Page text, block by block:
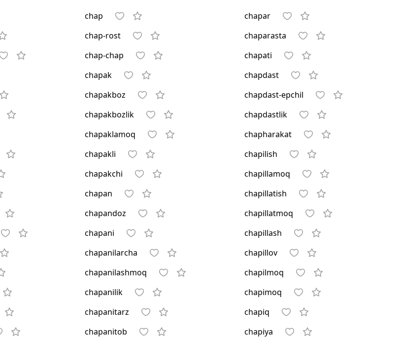
chap
chap-rost
chap-chap
chapak
chapakboz
chapakbozlik
chapaklamoq
chapakli
chapakchi
chapan
chapandoz
chapani
chapanilarcha
chapanilashmoq
chapanilik
chapanitarz
chapanitob
chapar
chaparasta
chapati
chapdast
chapdast-epchil
chapdastlik
chapharakat
chapilish
chapillamoq
chapillatish
chapillatmoq
chapillash
chapillov
chapilmoq
chapimoq
chapiq
chapiya